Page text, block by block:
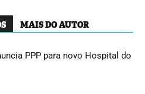
MAIS DO AUTOR
PPP para novo Hospital do